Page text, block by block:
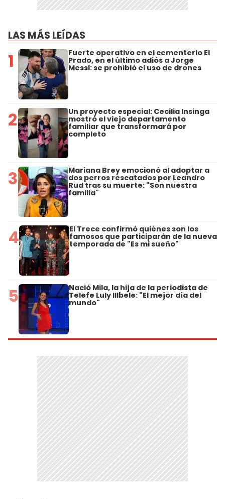
LAS MÁS LEÍDAS
1 Fuerte operativo en el cementerio El
Prado, en el último adiós a Jorge
Messi: se prohibió el uso de drones
2 Un proyecto especial: Cecilia Insinga
mostró el viejo departamento
familiar que transformará por
completo
3 Mariana Brey emocionó al adoptar a
dos perros rescatados por Leandro
Rud tras su muerte: "Son nuestra
familia"
4 El Trece confirmó quiénes son los
famosos que participarán de la nueva
temporada de "Es mi sueño"
5 Nació Mila, la hija de la periodista de
Telefe Luly Illbele: "El mejor día del
mundo"